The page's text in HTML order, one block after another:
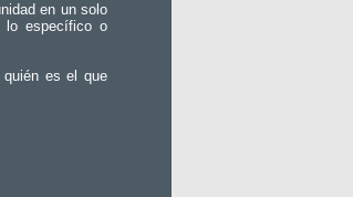
en un solo
lo específico o
quién es el que